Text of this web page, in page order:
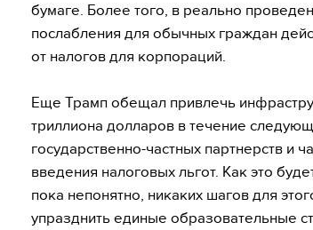
бумаге. Более того, в реально
послабления для обычных граждан
от налогов для корпораций.
Еще Трамп обещал привлечь
триллиона долларов в течение
государственно-частных партнерств и
введения налоговых льгот. Как это
пока непонятно, никаких шагов для
упразднить единые образовательные